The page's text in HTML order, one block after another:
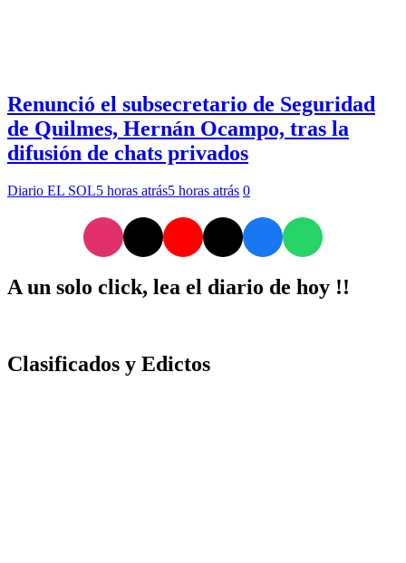
Renunció el subsecretario de Seguridad
de Quilmes, Hernán Ocampo, tras la
difusión de chats privados
Diario EL SOL5 horas atrás5 horas atrás 0
A un solo click, lea el diario de hoy !!
Clasificados y Edictos